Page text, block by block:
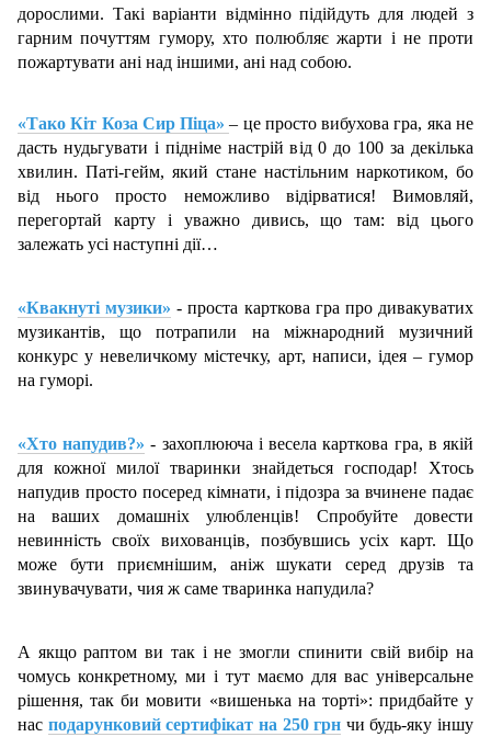
дорослими. Такі варіанти відмінно підійдуть для людей з
гарним почуттям гумору, хто полюбляє жарти і не проти
пожартувати ані над іншими, ані над собою.
«Тако Кіт Коза Сир Піца»– це просто вибухова гра, яка не
дасть нудьгувати і підніме настрій від 0 до 100 за декілька
хвилин. Паті-гейм, який стане настільним наркотиком, бо
від нього просто неможливо відірватися! Вимовляй,
перегортай карту і уважно дивись, що там: від цього
залежать усі наступні дії…
«Квакнуті музики» - проста карткова гра про дивакуватих
музикантів, що потрапили на міжнародний музичний
конкурс у невеличкому містечку, арт, написи, ідея – гумор
на гуморі.
«Хто напудив?» - захоплююча і весела карткова гра, в якій
для кожної милої тваринки знайдеться господар! Хтось
напудив просто посеред кімнати, і підозра за вчинене падає
на ваших домашніх улюбленців! Спробуйте довести
невинність своїх вихованців, позбувшись усіх карт. Що
може бути приємнішим, аніж шукати серед друзів та
звинувачувати, чия ж саме тваринка напудила?
А якщо раптом ви так і не змогли спинити свій вибір на
чомусь конкретному, ми і тут маємо для вас універсальне
рішення, так би мовити «вишенька на торті»: придбайте у
нас подарунковий сертифікат на 250 грн чи будь-яку іншу